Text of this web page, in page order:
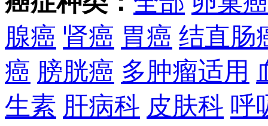
腺癌 肾癌 胃癌 结直肠
癌 膀胱癌 多肿瘤适用
生素 肝病科 皮肤科 呼